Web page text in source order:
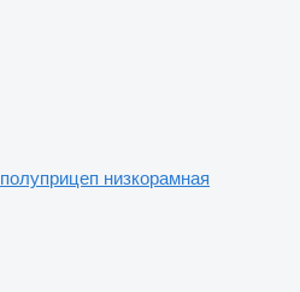
полуприцеп низкорамная